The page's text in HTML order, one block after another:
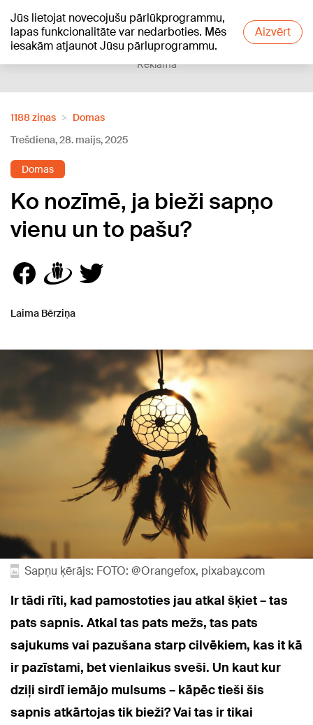
Jūs lietojat novecojušu pārlūkprogrammu,
lapas funkcionalitāte var nedarboties. Mēs
iesakām atjaunot Jūsu pārluprogrammu.
Aizvērt
+13°C
Reklāma
1188 ziņas
Domas
Trešdiena, 28. maijs, 2025
Domas
Ko nozīmē, ja bieži sapņo
vienu un to pašu?
Laima Bērziņa
Sapņu ķērājs: FOTO: @Orangefox, pixabay.com
Ir tādi rīti, kad pamostoties jau atkal šķiet – tas
pats sapnis. Atkal tas pats mežs, tas pats
sajukums vai pazušana starp cilvēkiem, kas it kā
ir pazīstami, bet vienlaikus sveši. Un kaut kur
dziļi sirdī iemājo mulsums – kāpēc tieši šis
sapnis atkārtojas tik bieži? Vai tas ir tikai